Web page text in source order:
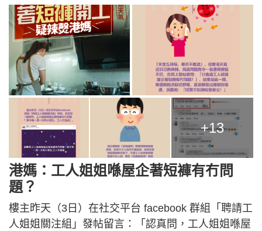
+13
港媽：工人姐姐喺屋企著短褲有冇問
題？
樓主昨天（3日）在社交平台 facebook 群組「聘請工
人姐姐關注組」發帖留言：「認真問，工人姐姐喺屋